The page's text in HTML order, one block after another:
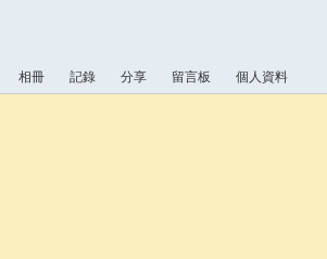
相冊 記錄 分享 留言板 個人資料